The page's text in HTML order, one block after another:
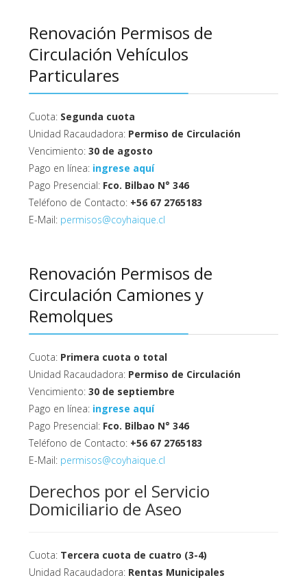
Renovación Permisos de
Circulación Vehículos
Particulares
Cuota: Segunda cuota
Unidad Racaudadora: Permiso de Circulación
Vencimiento:30 de agosto
Pago en línea: ingrese aquí
Pago Presencial:Fco. Bilbao N° 346
Teléfono de Contacto: +56 67 2765183
E-Mail: permisos@coyhaique.cl
Renovación Permisos de
Circulación Camiones y
Remolques
Cuota: Primera cuota o total
Unidad Racaudadora: Permiso de Circulación
Vencimiento:30 de septiembre
Pago en línea: ingrese aquí
Pago Presencial:Fco. Bilbao N° 346
Teléfono de Contacto: +56 67 2765183
E-Mail: permisos@coyhaique.cl
Derechos por el Servicio
Domiciliario de Aseo
Cuota: Tercera cuota de cuatro (3-4)
Unidad Racaudadora: Rentas Municipales